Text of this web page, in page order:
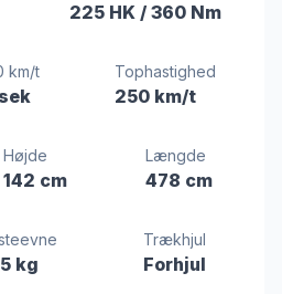
225 HK / 360 Nm
km/t Tophastighed
250 km/t
Højde
142 cm
Længde
478 cm
kg
Trækhjul
Forhjul